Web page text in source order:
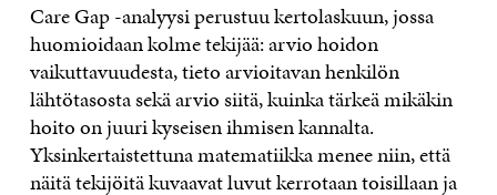
Care Gap -analyysi perustuu kertolaskuun, jossa
huomioidaan kolme tekijää: arvio hoidon
vaikuttavuudesta, tieto arvioitavan henkilön
lähtötasosta sekä arvio siitä, kuinka tärkeä mikäkin
hoito on juuri kyseisen ihmisen kannalta.
Yksinkertaistettuna matematiikka menee niin, että
näitä tekijöitä kuvaavat luvut kerrotaan toisillaan ja